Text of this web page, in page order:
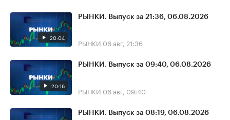
20:04
РЫНКИ. Выпуск за 21:36, 06.08.2026
РЫНКИ 06 авг, 21:36
20:16
РЫНКИ. Выпуск за 09:40, 06.08.2026
РЫНКИ 06 авг, 09:40
РЫНКИ. Выпуск за 08:19, 06.08.2026